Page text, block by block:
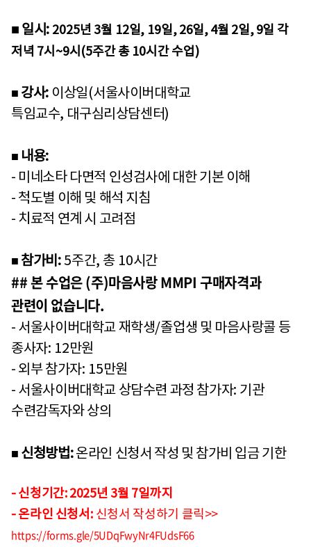
■ 일시: 2025년3월 12일, 19일, 26일, 4월 2일, 9일 각
저녁 7시 ~9시 (5주간 총 10시간 수업 )
■ 강사: 이상일(서울사이버대학교
특임교수, 대구심리상담센터)
■ 내용:
- 미네소타 다면적 인성검사에 대한 기본 이해
- 척도별 이해 및 해석 지침
- 치료적 연계 시 고려점
■ 참가비 : 5주간, 총 10시간
## 본 수업은 (주)마음사랑 MMPI 구매자격과
관련이 없습니다.
- 서울사이버대학교 재학생/졸업생 및 마음사랑콜 등
종사자: 12만원
- 외부 참가자: 15만원
- 서울사이버대학교 상담수련 과정 참가자: 기관
수련감독자와 상의
■ 신청방법:온라인 신청서 작성 및 참가비 입금 기한
- 신청기간: 2025년 3월 7일까지
- 온라인 신청서 : 신청서 작성하기 클릭>>
https://forms.gle/5UDqFwyNr4FUdsF66